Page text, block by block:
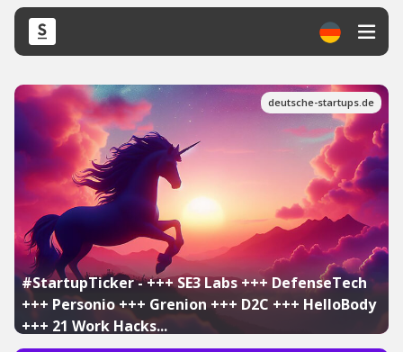
deutsche-startups.de
#StartupTicker - +++ SE3 Labs +++ DefenseTech
+++ Personio +++ Grenion +++ D2C +++ HelloBody
+++ 21 Work Hacks...